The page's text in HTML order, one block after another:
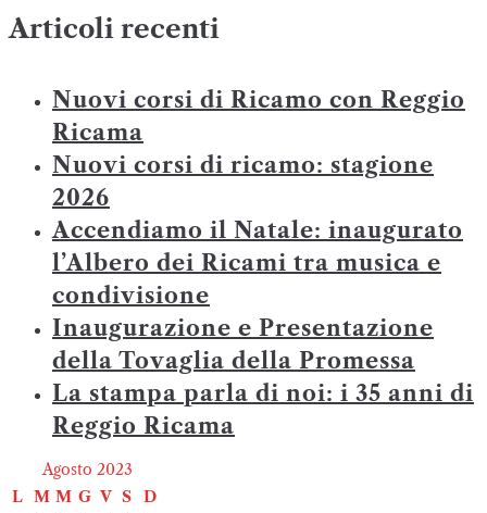
Articoli recenti
Nuovi corsi di Ricamo con Reggio
Ricama
Nuovi corsi di ricamo: stagione
2026
Accendiamo il Natale: inaugurato
l’Albero dei Ricami tra musica e
condivisione
Inaugurazione e Presentazione
della Tovaglia della Promessa
La stampa parla di noi: i 35 anni di
Reggio Ricama
Agosto 2023
L M M G V S
D